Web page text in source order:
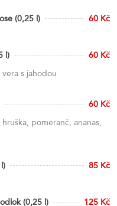
(0,25 l) 60 Kč
l)
60 Kč
s jahodou
60 Kč
pomeranč, ananas,
85 Kč
(0,25 l) 125 Kč